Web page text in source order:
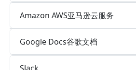
Amazon AWS亚马逊云服务
Google Docs谷歌文档
Slack